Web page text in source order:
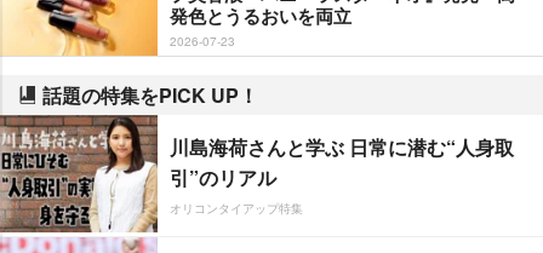
発色とうるおいを両立
2026-07-23
話題の特集をPICK UP！
川島海荷さんと学ぶ 日常に潜む“人身取
引”のリアル
オリコンタイアップ特集